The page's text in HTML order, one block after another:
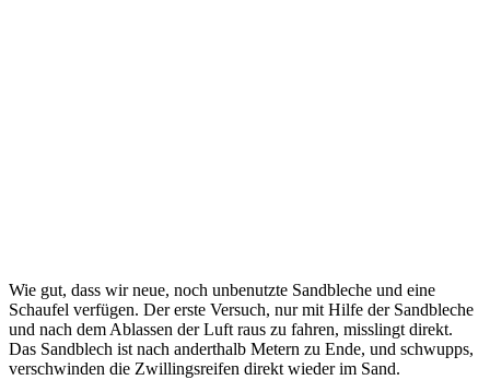
Wie gut, dass wir neue, noch unbenutzte Sandbleche und eine
Schaufel verfügen. Der erste Versuch, nur mit Hilfe der Sandbleche
und nach dem Ablassen der Luft raus zu fahren, misslingt direkt.
Das Sandblech ist nach anderthalb Metern zu Ende, und schwupps,
verschwinden die Zwillingsreifen direkt wieder im Sand.